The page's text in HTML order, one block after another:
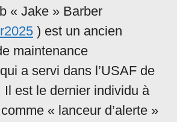
« Jake » Barber
) est un ancien
maintenance
a servi dans l’USAF de
Il est le dernier individu à
« lanceur d’alerte »